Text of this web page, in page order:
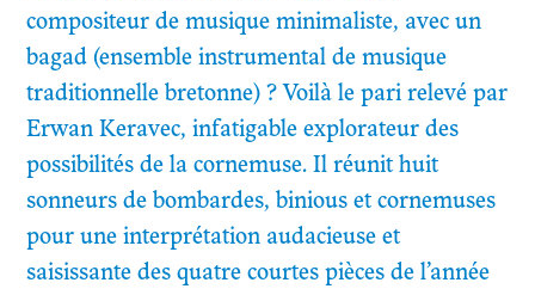
compositeur de musique minimaliste, avec un
bagad (ensemble instrumental de musique
traditionnelle bretonne) ? Voilà le pari relevé par
Erwan Keravec, infatigable explorateur des
possibilités de la cornemuse. Il réunit huit
sonneurs de bombardes, binious et cornemuses
pour une interprétation audacieuse et
saisissante des quatre courtes pièces de l’année